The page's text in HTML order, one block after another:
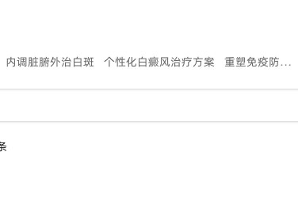
内调脏腑外治白斑 个性化白癜风治疗方案 重塑免疫防线治疗白癜风